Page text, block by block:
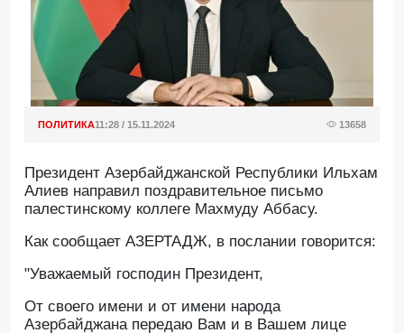
ПОЛИТИКА11:28 / 15.11.2024 13658
Президент Азербайджанской Республики Ильхам
Алиев направил поздравительное письмо
палестинскому коллеге Махмуду Аббасу.
Как сообщает АЗЕРТАДЖ, в послании говорится:
"Уважаемый господин Президент,
От своего имени и от имени народа
Азербайджана передаю Вам и в Вашем лице